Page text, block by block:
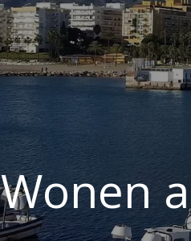
Wonen